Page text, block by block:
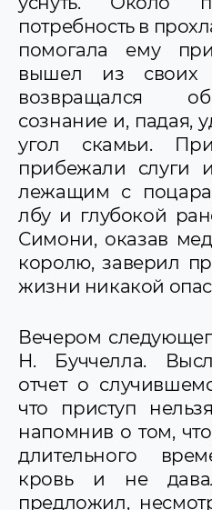
потребность в
помогала ему
вышел из своих
возвращался
сознание и, падая,
угол скамьи.
прибежали слуги
лежащим с
лбу и глубокой
Симони, оказав
королю, заверил
жизни никакой
Вечером
Н. Буччелла.
отчет о
что приступ
напомнив о том,
длительного
кровь и не
предложил,